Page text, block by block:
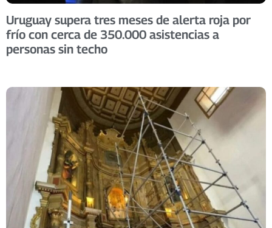
Uruguay supera tres meses de alerta roja por
frío con cerca de 350.000 asistencias a
personas sin techo